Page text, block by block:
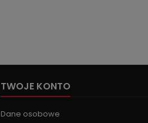
TWOJE KONTO
Dane osobowe